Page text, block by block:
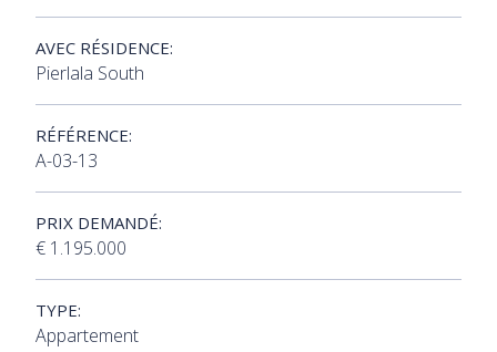
AVEC RÉSIDENCE:
Pierlala South
RÉFÉRENCE:
A-03-13
PRIX DEMANDÉ:
€ 1.195.000
TYPE:
Appartement